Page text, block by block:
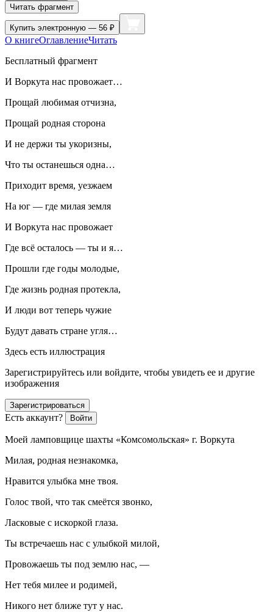
Читать фрагмент
Купить электронную — 56 ₽
О книгеОглавлениеЧитать
Бесплатный фрагмент
И Воркута нас провожает…
Прощай любимая отчизна,
Прощай родная сторона
И не держи ты укоризны,
Что ты останешься одна…
Приходит время, уезжаем
На юг — где милая земля
И Воркута нас провожает
Где всё осталось — ты и я…
Прошли где годы молодые,
Где жизнь родная протекла,
И люди вот теперь чужие
Будут давать стране угля…
Здесь есть иллюстрация
Зарегистрируйтесь или войдите, чтобы увидеть ее и другие
изображения
Зарегистрироваться
Есть аккаунт? Войти
Моей ламповщице шахты «Комсомольская» г. Воркута
Милая, родная незнакомка,
Нравится улыбка мне твоя.
Голос твой, что так смеётся звонко,
Ласковые с искоркой глаза.
Ты встречаешь нас с улыбкой милой,
Провожаешь ты под землю нас, —
Нет тебя милее и родимей,
Никого нет ближе тут у нас.